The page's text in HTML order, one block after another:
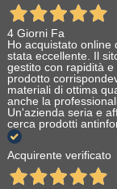
4 Giorni Fa
Ho acquistato online
stata eccellente. Il
gestito con rapidità
prodotto
materiali di ottima
anche la
Un'azienda seria e
cerca prodotti
Acquirente verificato